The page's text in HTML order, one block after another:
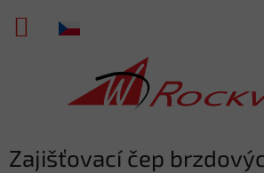
obsah
NÁKUPNÍ
Zajišťovací čep